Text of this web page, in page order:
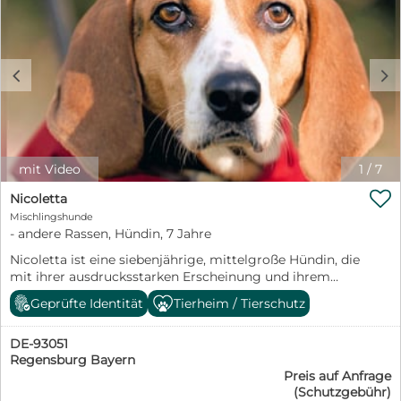
1 / 7
c d
mit Video
Nicoletta
Mischlingshunde
- andere Rassen, Hündin, 7 Jahre
Nicoletta ist eine siebenjährige, mittelgroße Hündin, die
mit ihrer ausdrucksstarken Erscheinung und ihrem
wachen Blick sofort auffällt. Sie bringt viel
Persönlichkeit mit: intelligent, sensibel und
menschenbezogen, gleichzeitig aber auch mit einem
ausgeprägten Jagdtrieb und einer ordentlichen Portion
Energie. Vermutlich steckt eine Bracke oder ein
Foxhound in ihr – ihre feine Nase und ihre Freude an
Bewegung sprechen jedenfalls dafür. Im Haus zeigt

Geprüfte Identität Tierheim / Tierschutz
DE-93051
Regensburg Bayern
Preis auf Anfrage
(Schutzgebühr)